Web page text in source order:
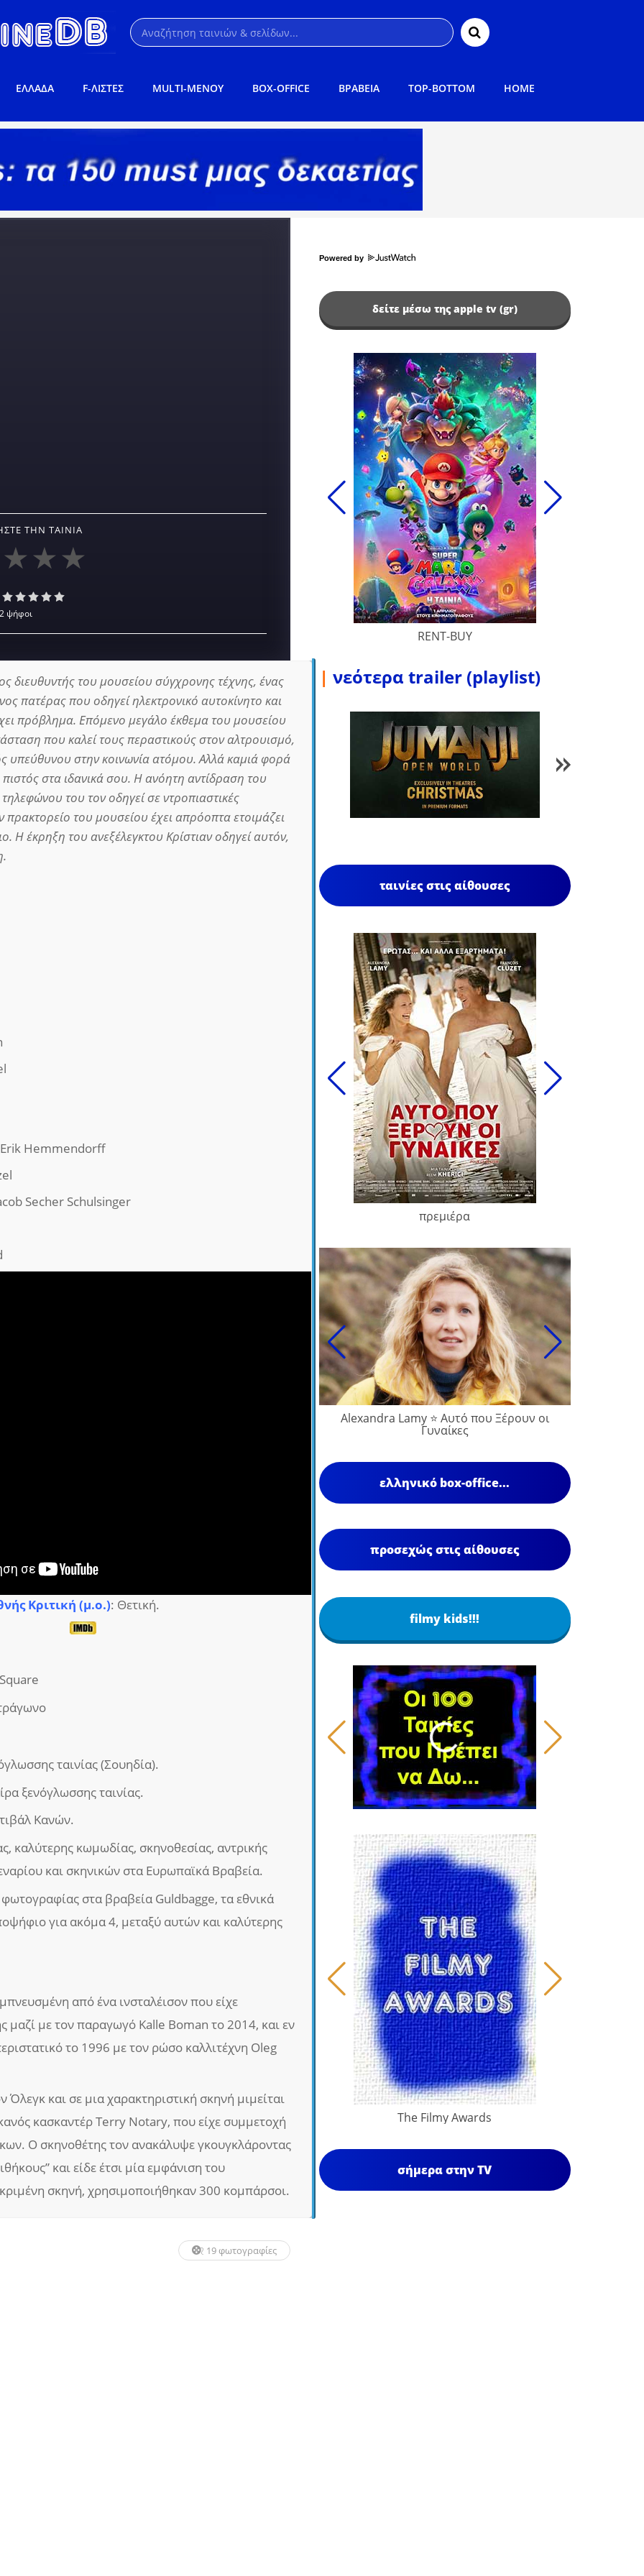
ΕΛΛΑΔΑ F-ΛΙΣΤΕΣ MULTI-ΜΕΝΟΥ BOX-OFFICE ΒΡΑΒΕΙΑ TOP-BOTTOM HOME
ΤΗΝ ΤΑΙΝΊΑ
ψήφοι
διευθυντής του μουσείου σύγχρονης τέχνης, ένας
πατέρας που οδηγεί ηλεκτρονικό αυτοκίνητο και
πρόβλημα. Επόμενο μεγάλο έκθεμα του μουσείου
που καλεί τους περαστικούς στον αλτρουισμό,
υπεύθυνου στην κοινωνία ατόμου. Αλλά καμιά φορά
στα ιδανικά σου. Η ανόητη αντίδραση του
του τον οδηγεί σε ντροπιαστικές
πρακτορείο του μουσείου έχει απρόοπτα ετοιμάζει
Η έκρηξη του ανεξέλεγκτου Κρίστιαν οδηγεί αυτόν,
Hemmendorff
Secher Schulsinger
Κριτική (μ.ο.): Θετική.
ταινίας (Σουηδία).
ξενόγλωσσης ταινίας.
Κανών.
καλύτερης κωμωδίας, σκηνοθεσίας, αντρικής
και σκηνικών στα Ευρωπαϊκά Βραβεία.
στα βραβεία Guldbagge, τα εθνικά
για ακόμα 4, μεταξύ αυτών και καλύτερης
από ένα ινσταλέισον που είχε
μαζί με τον παραγωγό Kalle Boman το 2014, και εν
το 1996 με τον ρώσο καλλιτέχνη Oleg
Όλεγκ και σε μια χαρακτηριστική σκηνή μιμείται
κασκαντέρ Terry Notary, που είχε συμμετοχή
Ο σκηνοθέτης τον ανακάλυψε γκουγκλάροντας
και είδε έτσι μία εμφάνιση του
σκηνή, χρησιμοποιήθηκαν 300 κομπάρσοι.
19 φωτογραφίες
Powered by
δείτε μέσω της apple tv (gr)
RENT-BUY
| νεότερα trailer (playlist)
1/85
ταινίες στις αίθουσες
πρεμιέρα
Alexandra Lamy ⭐ Αυτό που Ξέρουν οι
Γυναίκες
ελληνικό box-office...
προσεχώς στις αίθουσες
filmy kids!!!
The Filmy Awards
σήμερα στην TV